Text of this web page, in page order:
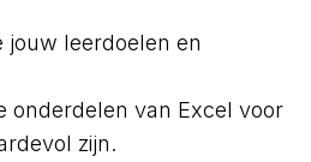
jouw leerdoelen en
onderdelen van Excel voor
zijn.